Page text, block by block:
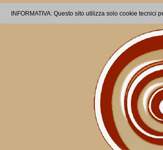
INFORMATIVA: Questo sito utilizza solo cookie